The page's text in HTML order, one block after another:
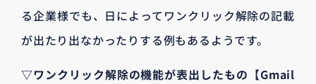
る企業様でも、日によってワンクリック解除の記載
が出たり出なかったりする例もあるようです。
▽ワンクリック解除の機能が表出したもの【Gmail